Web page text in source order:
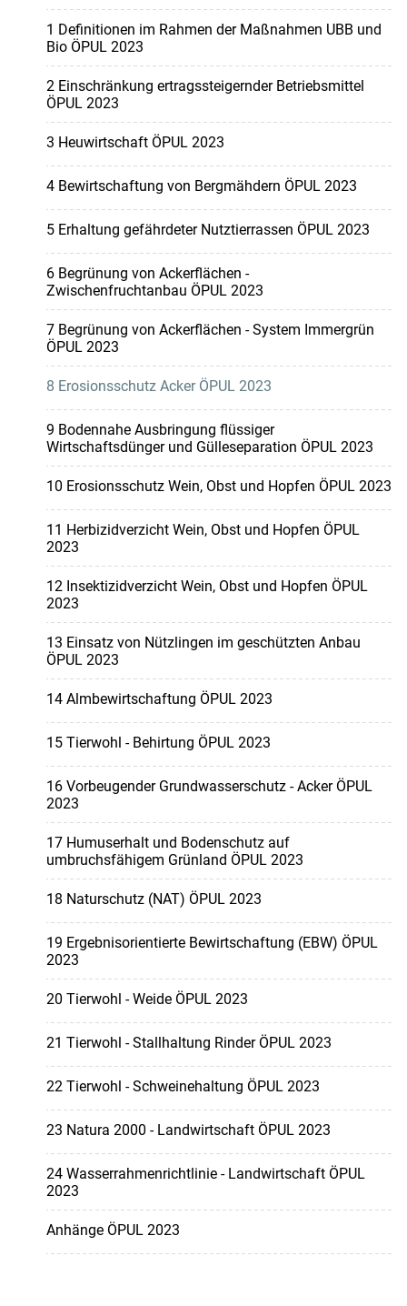
1 Definitionen im Rahmen der Maßnahmen UBB und
Bio ÖPUL 2023
2 Einschränkung ertragssteigernder Betriebsmittel
ÖPUL 2023
3 Heuwirtschaft ÖPUL 2023
4 Bewirtschaftung von Bergmähdern ÖPUL 2023
5 Erhaltung gefährdeter Nutztierrassen ÖPUL 2023
6 Begrünung von Ackerflächen -
Zwischenfruchtanbau ÖPUL 2023
7 Begrünung von Ackerflächen - System Immergrün
ÖPUL 2023
8 Erosionsschutz Acker ÖPUL 2023
9 Bodennahe Ausbringung flüssiger
Wirtschaftsdünger und Gülleseparation ÖPUL 2023
10 Erosionsschutz Wein, Obst und Hopfen ÖPUL 2023
11 Herbizidverzicht Wein, Obst und Hopfen ÖPUL
2023
12 Insektizidverzicht Wein, Obst und Hopfen ÖPUL
2023
13 Einsatz von Nützlingen im geschützten Anbau
ÖPUL 2023
14 Almbewirtschaftung ÖPUL 2023
15 Tierwohl - Behirtung ÖPUL 2023
16 Vorbeugender Grundwasserschutz - Acker ÖPUL
2023
17 Humuserhalt und Bodenschutz auf
umbruchsfähigem Grünland ÖPUL 2023
18 Naturschutz (NAT) ÖPUL 2023
19 Ergebnisorientierte Bewirtschaftung (EBW) ÖPUL
2023
20 Tierwohl - Weide ÖPUL 2023
21 Tierwohl - Stallhaltung Rinder ÖPUL 2023
22 Tierwohl - Schweinehaltung ÖPUL 2023
23 Natura 2000 - Landwirtschaft ÖPUL 2023
24 Wasserrahmenrichtlinie - Landwirtschaft ÖPUL
2023
Anhänge ÖPUL 2023